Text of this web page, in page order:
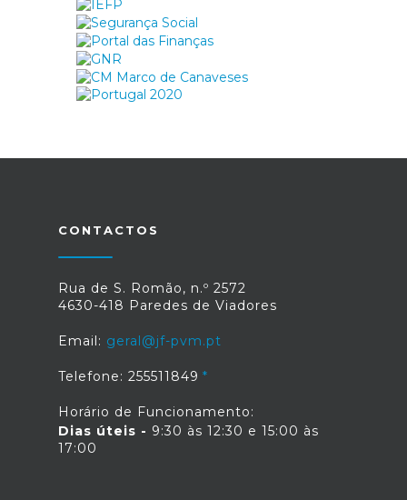
CONTACTOS
Rua de S. Romão, n.º 2572
4630-418 Paredes de Viadores
Email: geral@jf-pvm.pt
Telefone: 255511849
Horário de Funcionamento:
Dias úteis - 9:30 às 12:30 e 15:00 às
17:00